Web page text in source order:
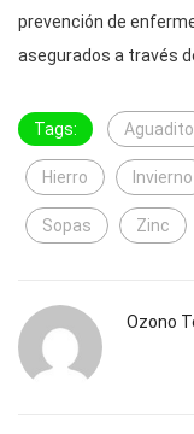
prevención de
asegurados a través
Tags: Aguadito
Hierro Invierno
Sopas Zinc
Ozono